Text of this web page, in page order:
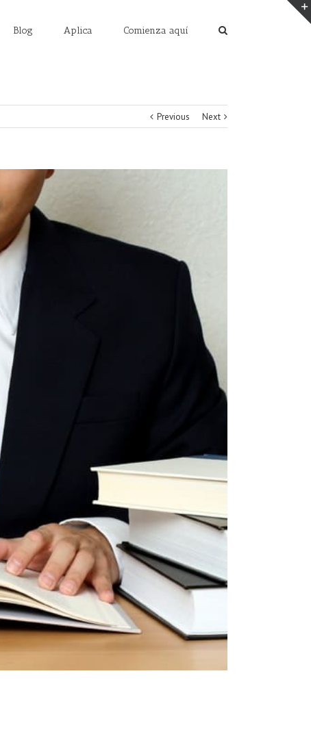
Blog Aplica Comienza aquí
Previous Next